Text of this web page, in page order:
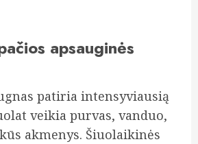
apsauginės
patiria intensyviausią
veikia purvas, vanduo,
akmenys. Šiuolaikinės